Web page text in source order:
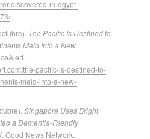
discovered-in-egypt-
The Pacific Is Destined to
Meld Into a New
the-pacific-is-destined-to-
meld-into-a-new-
Singapore Uses Bright
a Dementia-Friendly
. Good News Network.